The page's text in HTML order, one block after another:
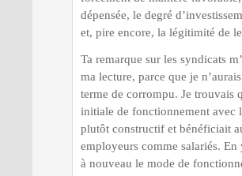
dépensée, le degré
et, pire encore, la légitimité de
Ta remarque sur les syndicats
ma lecture, parce que je
terme de corrompu. Je trouvais
initiale de fonctionnement avec
plutôt constructif et bénéficiait
employeurs comme salariés. En
à nouveau le mode de